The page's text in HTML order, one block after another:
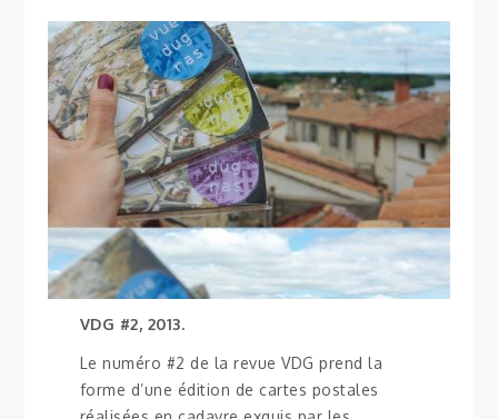
VDG #2, 2013.
Le numéro #2 de la revue VDG prend la
forme d’une édition de cartes postales